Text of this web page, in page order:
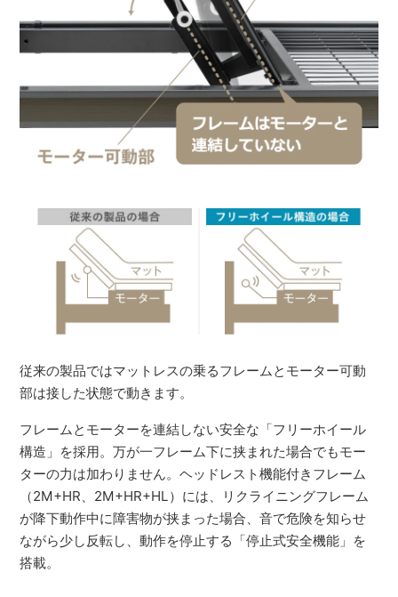
従来の製品ではマットレスの乗るフレームとモーター可動
部は接した状態で動きます。
フレームとモーターを連結しない安全な「フリーホイール
構造」を採用。万が一フレーム下に挟まれた場合でもモー
ターの力は加わりません。ヘッドレスト機能付きフレーム
（2M+HR、2M+HR+HL）には、リクライニングフレーム
が降下動作中に障害物が挟まった場合、音で危険を知らせ
ながら少し反転し、動作を停止する「停止式安全機能」を
搭載。